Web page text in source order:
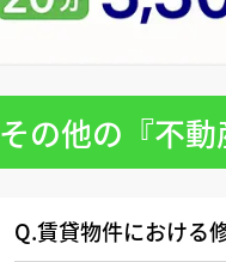
その他の『不動
Q.賃貸物件における